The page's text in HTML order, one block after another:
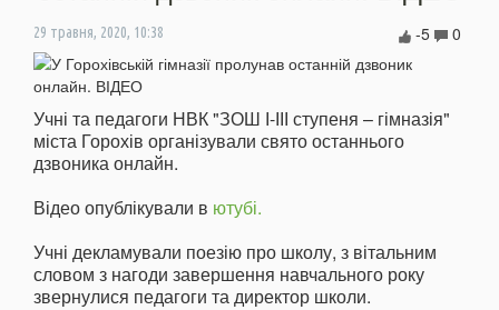
29 травня, 2020, 10:38 0
-5
Учні та педагоги НВК "ЗОШ І-ІІІ ступеня – гімназія"
міста Горохів організували свято останнього
дзвоника онлайн.
Відео опублікували в ютубі.
Учні декламували поезію про школу, з вітальним
словом з нагоди завершення навчального року
звернулися педагоги та директор школи.